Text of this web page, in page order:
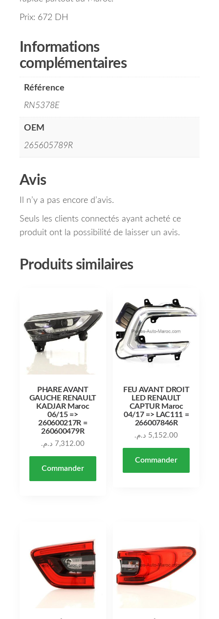
Prix: 672 DH
Informations
complémentaires
Référence
RN5378E
OEM
265605789R
Avis
Il n’y a pas encore d’avis.
Seuls les clients connectés ayant acheté ce
produit ont la possibilité de laisser un avis.
Produits similaires
PHARE AVANT
GAUCHE RENAULT
KADJAR Maroc
06/15 =>
260600217R =
260600479R
7,312.00 د.م.
Commander
FEU AVANT DROIT
LED RENAULT
CAPTUR Maroc
04/17 => LAC111 =
266007846R
5,152.00 د.م.
Commander